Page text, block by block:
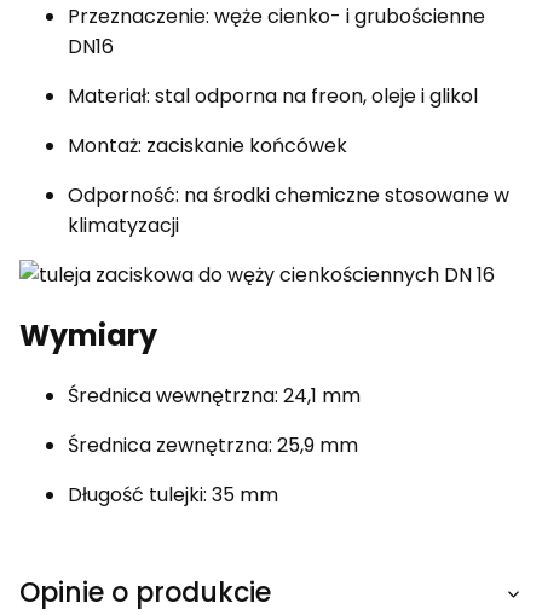
Przeznaczenie: węże cienko- i grubościenne
DN16
Materiał: stal odporna na freon, oleje i glikol
Montaż: zaciskanie końcówek
Odporność: na środki chemiczne stosowane w
klimatyzacji
Wymiary
Średnica wewnętrzna: 24,1 mm
Średnica zewnętrzna: 25,9 mm
Długość tulejki: 35 mm
Opinie o produkcie